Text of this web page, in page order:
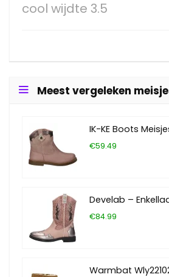
cool wijdte 3.5
Meest vergeleken
IK-KE Boots
€59.49
Develab –
€84.99
Warmbat